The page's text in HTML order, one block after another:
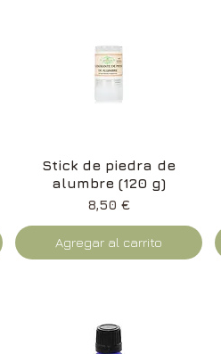
Vista rápida
Stick de piedra de
alumbre (120 g)
Precio
8,50 €
Agregar al carrito